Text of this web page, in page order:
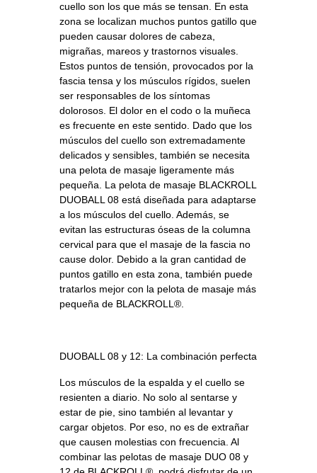
cuello son los que más se tensan. En esta
zona se localizan muchos puntos gatillo que
pueden causar dolores de cabeza,
migrañas, mareos y trastornos visuales.
Estos puntos de tensión, provocados por la
fascia tensa y los músculos rígidos, suelen
ser responsables de los síntomas
dolorosos. El dolor en el codo o la muñeca
es frecuente en este sentido. Dado que los
músculos del cuello son extremadamente
delicados y sensibles, también se necesita
una pelota de masaje ligeramente más
pequeña. La pelota de masaje BLACKROLL
DUOBALL 08 está diseñada para adaptarse
a los músculos del cuello. Además, se
evitan las estructuras óseas de la columna
cervical para que el masaje de la fascia no
cause dolor. Debido a la gran cantidad de
puntos gatillo en esta zona, también puede
tratarlos mejor con la pelota de masaje más
pequeña de BLACKROLL®.
DUOBALL 08 y 12: La combinación perfecta
Los músculos de la espalda y el cuello se
resienten a diario. No solo al sentarse y
estar de pie, sino también al levantar y
cargar objetos. Por eso, no es de extrañar
que causen molestias con frecuencia. Al
combinar las pelotas de masaje DUO 08 y